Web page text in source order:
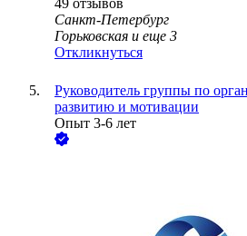
49 отзывов
Санкт-Петербург
Горьковская и еще 3
Откликнуться
Руководитель группы по
развитию и мотивации
Опыт 3-6 лет